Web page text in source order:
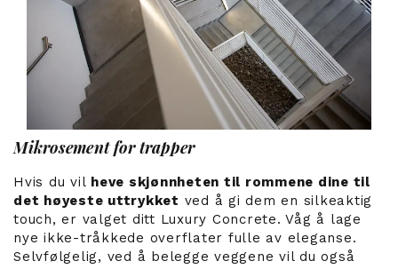
Mikrosement for trapper
Hvis du vil heve skjønnheten til rommene dine til
det høyeste uttrykket ved å gi dem en silkeaktig
touch, er valget ditt Luxury Concrete. Våg å lage
nye ikke-tråkkede overflater fulle av eleganse.
Selvfølgelig, ved å belegge veggene vil du også